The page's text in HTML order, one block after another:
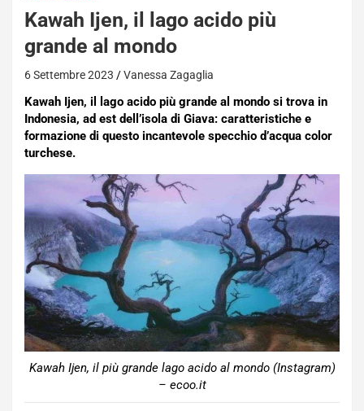
Kawah Ijen, il lago acido più
grande al mondo
6 Settembre 2023 Vanessa Zagaglia
Kawah Ijen, il lago acido più grande al mondo si trova in
Indonesia, ad est dell’isola di Giava: caratteristiche e
formazione di questo incantevole specchio d’acqua color
turchese.
Kawah Ijen, il più grande lago acido al mondo (Instagram)
– ecoo.it